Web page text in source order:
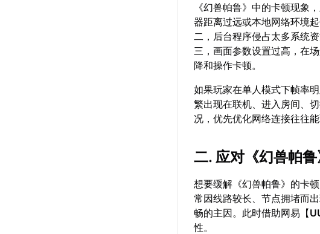
《幻兽帕鲁》中的卡顿现象
器距离过远或本地网络环境
二，后台程序侵占太多系统
三，画面参数设置过高，在
降和操作卡顿。
如果玩家在单人模式下帧率
繁出现在联机、进入房间、
况，优先优化网络连接往往
二. 应对《幻兽帕
想要缓解《幻兽帕鲁》的卡
常因线路较长、节点拥堵而
畅的主因。此时借助网易【
性。